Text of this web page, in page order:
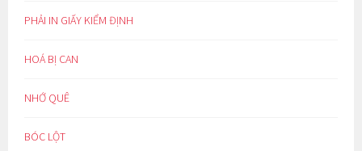
PHẢI IN GIẤY KIỂM ĐỊNH
HOÁ BỊ CAN
NHỚ QUÊ
BÓC LỘT